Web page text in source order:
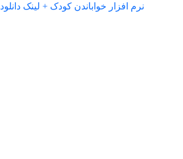
نرم افزار خواباندن کودک + لینک دانلود